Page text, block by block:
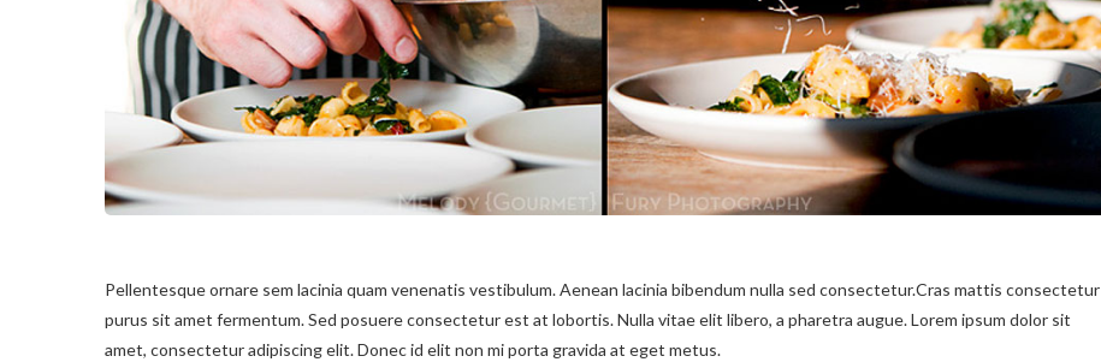
Pellentesque ornare sem lacinia quam venenatis vestibulum. Aenean lacinia bibendum nulla sed consectetur.Cras mattis consectetur
purus sit amet fermentum. Sed posuere consectetur est at lobortis. Nulla vitae elit libero, a pharetra augue. Lorem ipsum dolor sit
amet, consectetur adipiscing elit. Donec id elit non mi porta gravida at eget metus.